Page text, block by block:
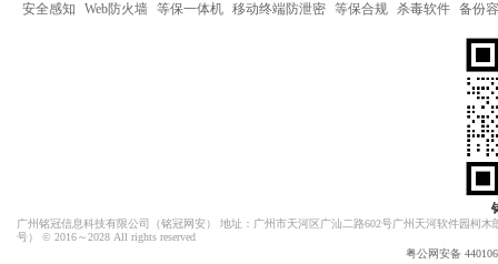
安全感知
Web防火墙 等保一体机 移动终端防泄密 等保合规 杀毒软件 备份
广州铭冠信息科技有限公司（铭冠网安 ） 地址：广州市天河区广汕二路602号广州天河软件园柯
号） © 2016～2028 All rights reserved
粤公网安备